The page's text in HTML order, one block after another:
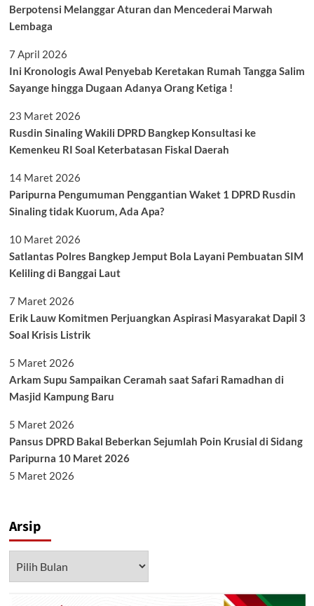
Berpotensi Melanggar Aturan dan Mencederai Marwah
Lembaga
7 April 2026
Ini Kronologis Awal Penyebab Keretakan Rumah Tangga Salim
Sayange hingga Dugaan Adanya Orang Ketiga !
23 Maret 2026
Rusdin Sinaling Wakili DPRD Bangkep Konsultasi ke
Kemenkeu RI Soal Keterbatasan Fiskal Daerah
14 Maret 2026
Paripurna Pengumuman Penggantian Waket 1 DPRD Rusdin
Sinaling tidak Kuorum, Ada Apa?
10 Maret 2026
Satlantas Polres Bangkep Jemput Bola Layani Pembuatan SIM
Keliling di Banggai Laut
7 Maret 2026
Erik Lauw Komitmen Perjuangkan Aspirasi Masyarakat Dapil 3
Soal Krisis Listrik
5 Maret 2026
Arkam Supu Sampaikan Ceramah saat Safari Ramadhan di
Masjid Kampung Baru
5 Maret 2026
Pansus DPRD Bakal Beberkan Sejumlah Poin Krusial di Sidang
Paripurna 10 Maret 2026
5 Maret 2026
Arsip